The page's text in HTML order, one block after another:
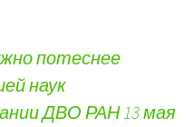
потеснее
наук
ДВО РАН 13 мая